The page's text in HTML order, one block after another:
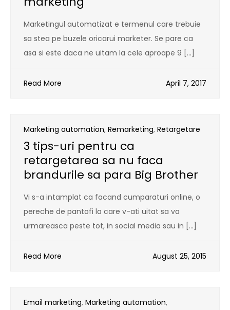
Marketingul automatizat e termenul care trebuie
sa stea pe buzele oricarui marketer. Se pare ca
asa si este daca ne uitam la cele aproape 9 […]
Read More April 7, 2017
Marketing automation, Remarketing, Retargetare
3 tips-uri pentru ca
retargetarea sa nu faca
brandurile sa para Big Brother
Vi s-a intamplat ca facand cumparaturi online, o
pereche de pantofi la care v-ati uitat sa va
urmareasca peste tot, in social media sau in […]
Read More August 25, 2015
Email marketing, Marketing automation,